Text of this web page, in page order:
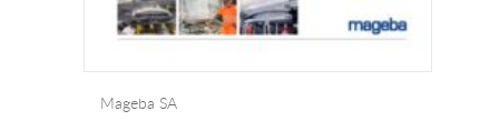
Mageba SA